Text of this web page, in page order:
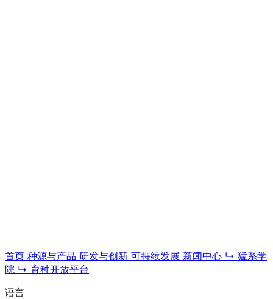
首页 种源与产品 研发与创新 可持续发展 新闻中心 ↳ 猛系学
院 ↳ 育种开放平台
语言